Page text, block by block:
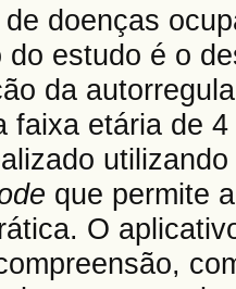
doenças
estudo é o
da
faixa etária de
que permite
O